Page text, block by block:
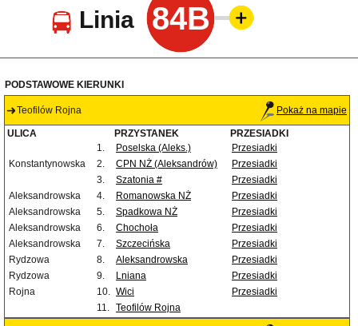
Linia 84B
PODSTAWOWE KIERUNKI
Teofilów Rojna Pokaż na mapie
ULICA PRZYSTANEK
PRZESIADKI
1.
Poselska (Aleks.)
Przesiadki
Konstantynowska
2. CPN NŻ (Aleksandrów)
Przesiadki
3.
Szatonia #
Przesiadki
Aleksandrowska
4. Romanowska NŻ
Przesiadki
Aleksandrowska
5. Spadkowa NŻ
Przesiadki
Aleksandrowska
6. Chochoła
Przesiadki
Aleksandrowska
7. Szczecińska
Przesiadki
Rydzowa
8. Aleksandrowska
Przesiadki
Rydzowa
9. Lniana
Przesiadki
Rojna
10. Wici
Przesiadki
11. Teofilów Rojna